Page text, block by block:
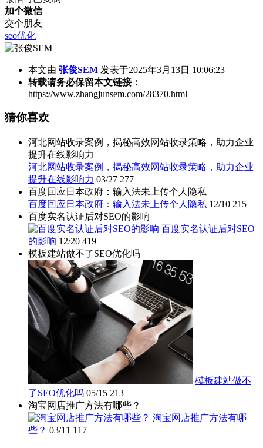
加个微信
交个朋友
seo优化
本文由 张俊SEM 发表于2025年3月13日 10:06:23
转载请务必保留本文链接：
https://www.zhangjunsem.com/28370.html
猜你喜欢
河北网站收录案例，揭秘高效网站收录策略，助力企业
提升在线影响力
河北网站收录案例，揭秘高效网站收录策略，助力企业
提升在线影响力 03/27 277
百度回应日本政府：输入法未上传个人隐私
百度回应日本政府：输入法未上传个人隐私 12/10 215
百度实名认证后对SEO的影响
百度实名认证后对SEO
的影响 12/20 419
模板建站做不了SEO优化吗
模板建站做不
了SEO优化吗 05/15 213
淘宝网店推广方法有哪些？
淘宝网店推广方法有哪
些？ 03/11 117